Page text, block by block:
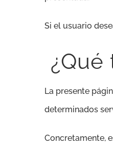
Si el usuario
La presente
determinados
Concretamente,